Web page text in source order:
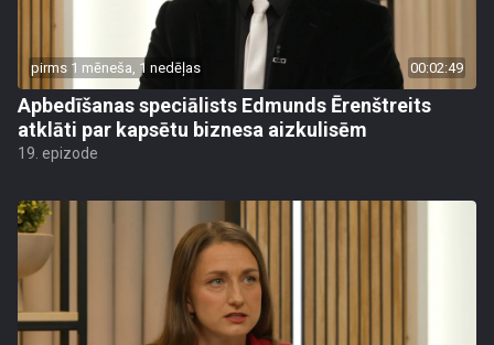
pirms 1 mēneša, 1 nedēļas 00:02:49
Apbedīšanas speciālists Edmunds Ērenštreits
atklāti par kapsētu biznesa aizkulisēm
19. epizode